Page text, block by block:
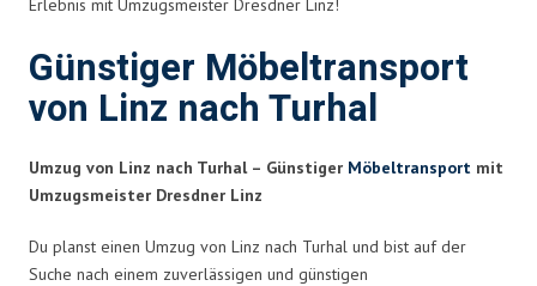
Erlebnis mit Umzugsmeister Dresdner Linz!
Günstiger Möbeltransport
von Linz nach Turhal
Umzug von Linz nach Turhal – Günstiger Möbeltransport mit
Umzugsmeister Dresdner Linz
Du planst einen Umzug von Linz nach Turhal und bist auf der
Suche nach einem zuverlässigen und günstigen